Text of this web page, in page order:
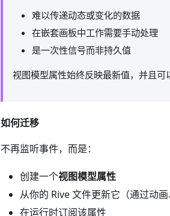
难以传递动态或变化的数据
在嵌套画板中工作需要手动处理
是一次性信号而非持久值
视图模型属性始终反映最新值，并且可
如何迁移
不再监听事件，而是：
创建一个视图模型属性
从你的 Rive 文件更新它（通过动画
在运行时订阅该属性